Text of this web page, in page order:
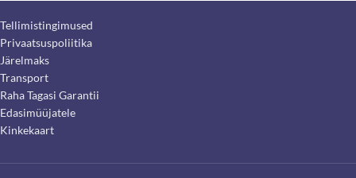
Tellimistingimused
Privaatsuspoliitika
Järelmaks
Transport
Raha Tagasi Garantii
Edasimüüjatele
Kinkekaart